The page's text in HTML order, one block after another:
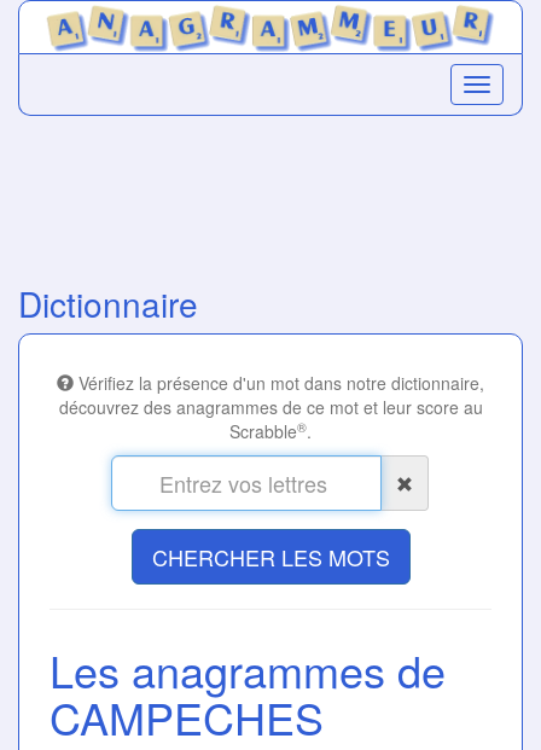
Dictionnaire
Vérifiez la présence d'un mot dans notre dictionnaire,
découvrez des anagrammes de ce mot et leur score au
Scrabble®.
CHERCHER LES MOTS
Les anagrammes de
CAMPECHES